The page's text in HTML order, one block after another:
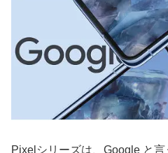
Pixelシリーズは、Google と言